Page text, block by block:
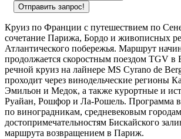
Отправить запрос!
Круиз по Франции с путешествием по
сочетание Парижа, Бордо и живописных
Атлантического побережья. Маршрут
продолжается скоростным поездом TGV в
речной круиз на лайнере MS Cyrano de
проходит через винодельческие регионы
Эмильон и Медок, а также курортные и
Руайан, Рошфор и Ла-Рошель. Программа
по виноградникам, средневековым
достопримечательностям Бискайского
маршрута возвращением в Париж.